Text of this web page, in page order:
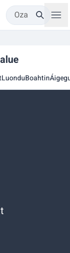
Oza
LuonduBoahtin